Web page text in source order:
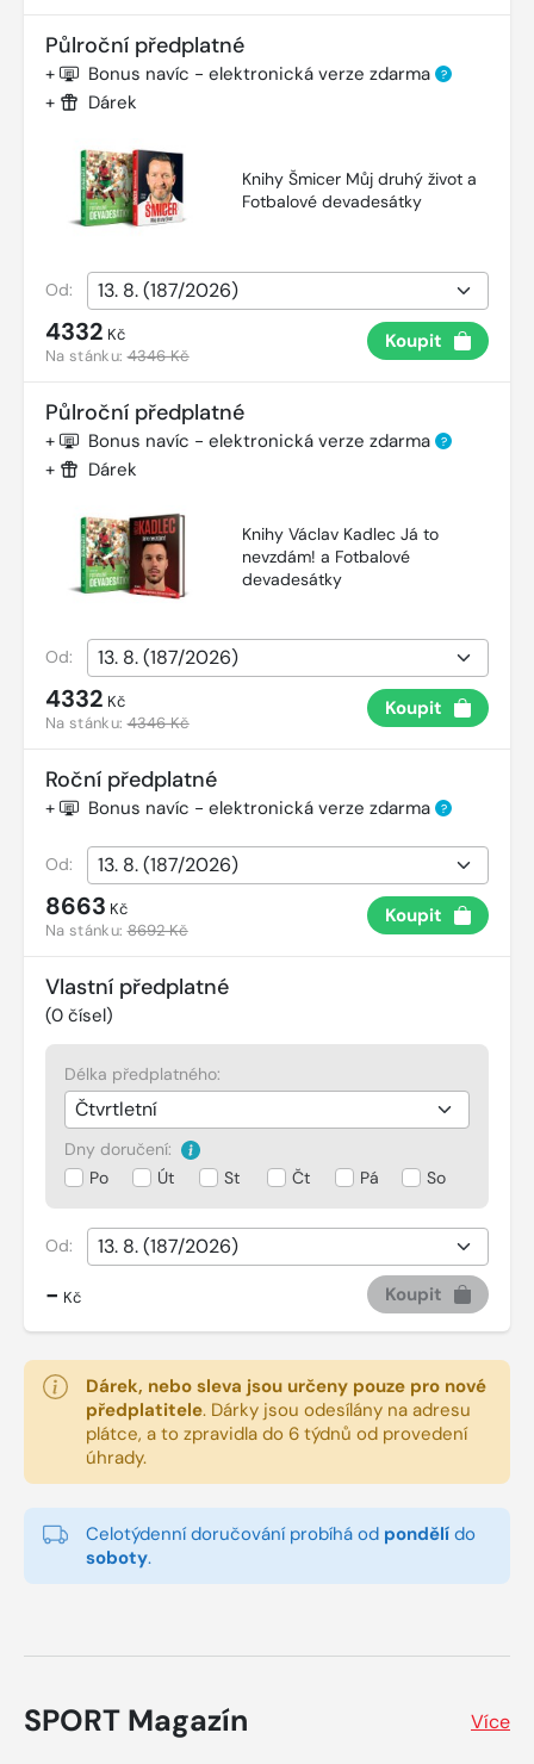
Půlroční předplatné
+ Bonus navíc - elektronická verze zdarma ?
+ Dárek
Knihy Šmicer Můj druhý život a
Fotbalové devadesátky
Od:
4332 Kč
Na stánku:4346 Kč
Koupit
Půlroční předplatné
+ Bonus navíc - elektronická verze zdarma ?
+ Dárek
Knihy Václav Kadlec Já to
nevzdám! a Fotbalové
devadesátky
Od:
4332 Kč
Na stánku:4346 Kč
Koupit
Roční předplatné
+ Bonus navíc - elektronická verze zdarma ?
Od:
8663 Kč
Na stánku:8692 Kč
Koupit
Vlastní předplatné
(0 čísel)
Délka předplatného:
Dny doručení:
Po
Út St Čt Pá So
Od:
- Kč Koupit
Dárek, nebo sleva jsou určeny pouze pro nové
předplatitele. Dárky jsou odesílány na adresu
plátce, a to zpravidla do 6 týdnů od provedení
úhrady.
Celotýdenní doručování probíhá od pondělí do
soboty.
SPORT Magazín Více